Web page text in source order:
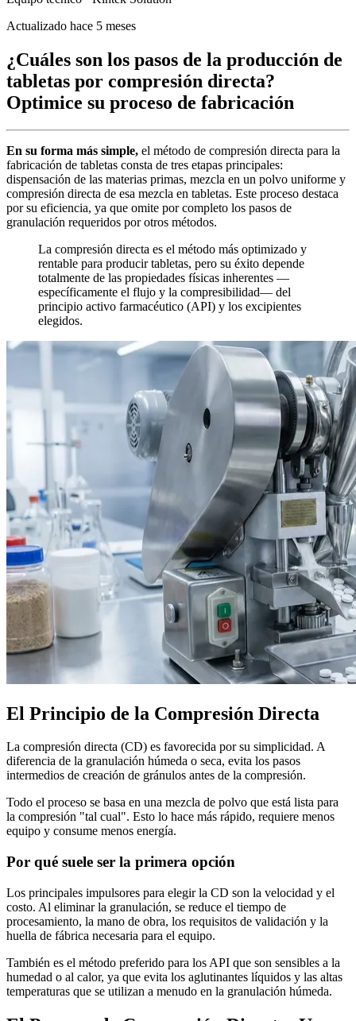
Actualizado hace 5 meses
¿Cuáles son los pasos de la producción de
tabletas por compresión directa?
Optimice su proceso de fabricación
En su forma más simple, el método de compresión directa para la
fabricación de tabletas consta de tres etapas principales:
dispensación de las materias primas, mezcla en un polvo uniforme y
compresión directa de esa mezcla en tabletas. Este proceso destaca
por su eficiencia, ya que omite por completo los pasos de
granulación requeridos por otros métodos.
La compresión directa es el método más optimizado y
rentable para producir tabletas, pero su éxito depende
totalmente de las propiedades físicas inherentes —
específicamente el flujo y la compresibilidad— del
principio activo farmacéutico (API) y los excipientes
elegidos.
El Principio de la Compresión Directa
La compresión directa (CD) es favorecida por su simplicidad. A
diferencia de la granulación húmeda o seca, evita los pasos
intermedios de creación de gránulos antes de la compresión.
Todo el proceso se basa en una mezcla de polvo que está lista para
la compresión "tal cual". Esto lo hace más rápido, requiere menos
equipo y consume menos energía.
Por qué suele ser la primera opción
Los principales impulsores para elegir la CD son la velocidad y el
costo. Al eliminar la granulación, se reduce el tiempo de
procesamiento, la mano de obra, los requisitos de validación y la
huella de fábrica necesaria para el equipo.
También es el método preferido para los API que son sensibles a la
humedad o al calor, ya que evita los aglutinantes líquidos y las altas
temperaturas que se utilizan a menudo en la granulación húmeda.